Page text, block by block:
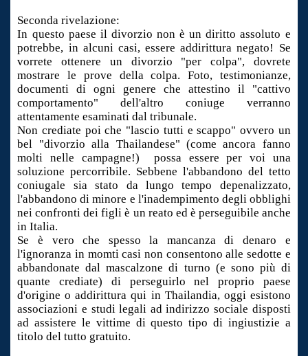
Seconda rivelazione:
In questo paese il divorzio non è un diritto assoluto e
potrebbe, in alcuni casi, essere addirittura negato! Se
vorrete ottenere un divorzio "per colpa", dovrete
mostrare le prove della colpa. Foto, testimonianze,
documenti di ogni genere che attestino il "cattivo
comportamento" dell'altro coniuge verranno
attentamente esaminati dal tribunale.
Non crediate poi che "lascio tutti e scappo" ovvero un
bel "divorzio alla Thailandese" (come ancora fanno
molti nelle campagne!) possa essere per voi una
soluzione percorribile. Sebbene l'abbandono del tetto
coniugale sia stato da lungo tempo depenalizzato,
l'abbandono di minore e l'inadempimento degli obblighi
nei confronti dei figli è un reato ed è perseguibile anche
in Italia.
Se è vero che spesso la mancanza di denaro e
l'ignoranza in momti casi non consentono alle sedotte e
abbandonate dal mascalzone di turno (e sono più di
quante crediate) di perseguirlo nel proprio paese
d'origine o addirittura qui in Thailandia, oggi esistono
associazioni e studi legali ad indirizzo sociale disposti
ad assistere le vittime di questo tipo di ingiustizie a
titolo del tutto gratuito.